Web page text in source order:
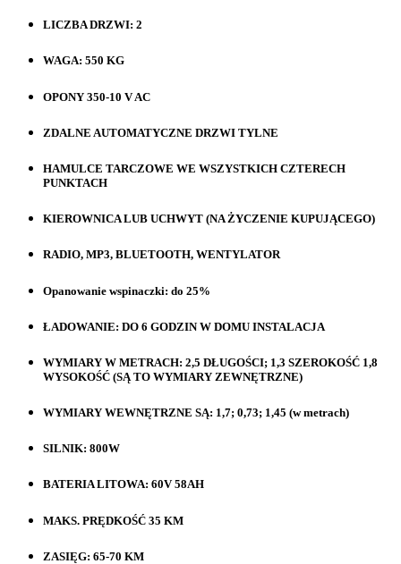
LICZBA DRZWI: 2
WAGA: 550 KG
OPONY 350-10 V AC
ZDALNE AUTOMATYCZNE DRZWI TYLNE
HAMULCE TARCZOWE WE WSZYSTKICH CZTERECH
PUNKTACH
KIEROWNICA LUB UCHWYT (NA ŻYCZENIE KUPUJĄCEGO)
RADIO, MP3, BLUETOOTH, WENTYLATOR
Opanowanie wspinaczki: do 25%
ŁADOWANIE: DO 6 GODZIN W DOMU INSTALACJA
WYMIARY W METRACH: 2,5 DŁUGOŚCI; 1,3 SZEROKOŚĆ 1,8
WYSOKOŚĆ (SĄ TO WYMIARY ZEWNĘTRZNE)
WYMIARY WEWNĘTRZNE SĄ: 1,7; 0,73; 1,45 (w metrach)
SILNIK: 800W
BATERIA LITOWA: 60V 58AH
MAKS. PRĘDKOŚĆ 35 KM
ZASIĘG: 65-70 KM